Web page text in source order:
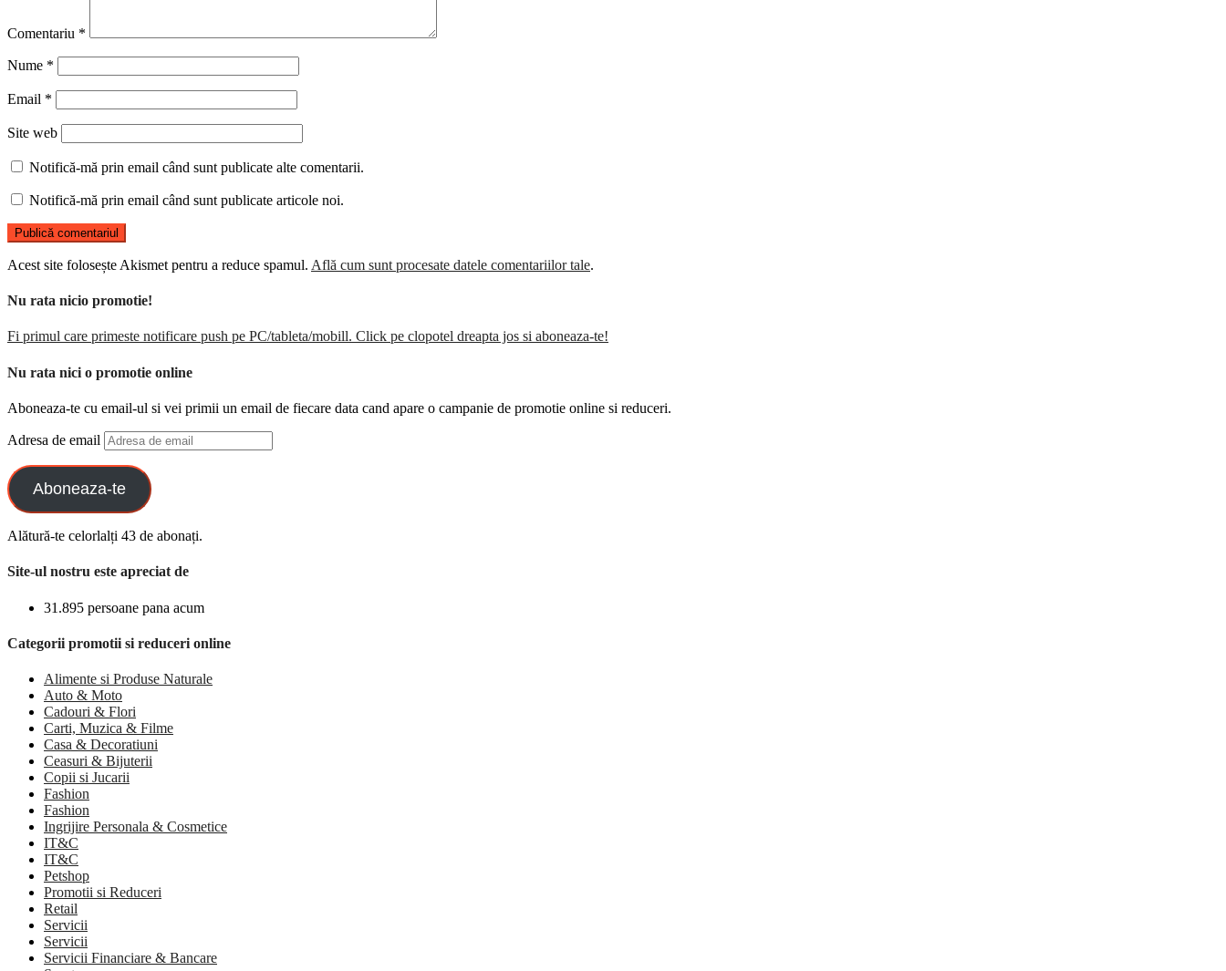
Comentariu *
Nume *
Email *
Site web
Notifică-mă prin email când sunt publicate alte comentarii.
Notifică-mă prin email când sunt publicate articole noi.
Acest site folosește Akismet pentru a reduce spamul. Află cum sunt procesate datele comentariilor tale.
Nu rata nicio promotie!
Fi primul care primeste notificare push pe PC/tableta/mobill. Click pe clopotel dreapta jos si aboneaza-te!
Nu rata nici o promotie online
Aboneaza-te cu email-ul si vei primii un email de fiecare data cand apare o campanie de promotie online si reduceri.
Adresa de email
Aboneaza-te
Alătură-te celorlalți 43 de abonați.
Site-ul nostru este apreciat de
31.895 persoane pana acum
Categorii promotii si reduceri online
Alimente si Produse Naturale
Auto & Moto
Cadouri & Flori
Carti, Muzica & Filme
Casa & Decoratiuni
Ceasuri & Bijuterii
Copii si Jucarii
Fashion
Fashion
Ingrijire Personala & Cosmetice
IT&C
IT&C
Petshop
Promotii si Reduceri
Retail
Servicii
Servicii
Servicii Financiare & Bancare